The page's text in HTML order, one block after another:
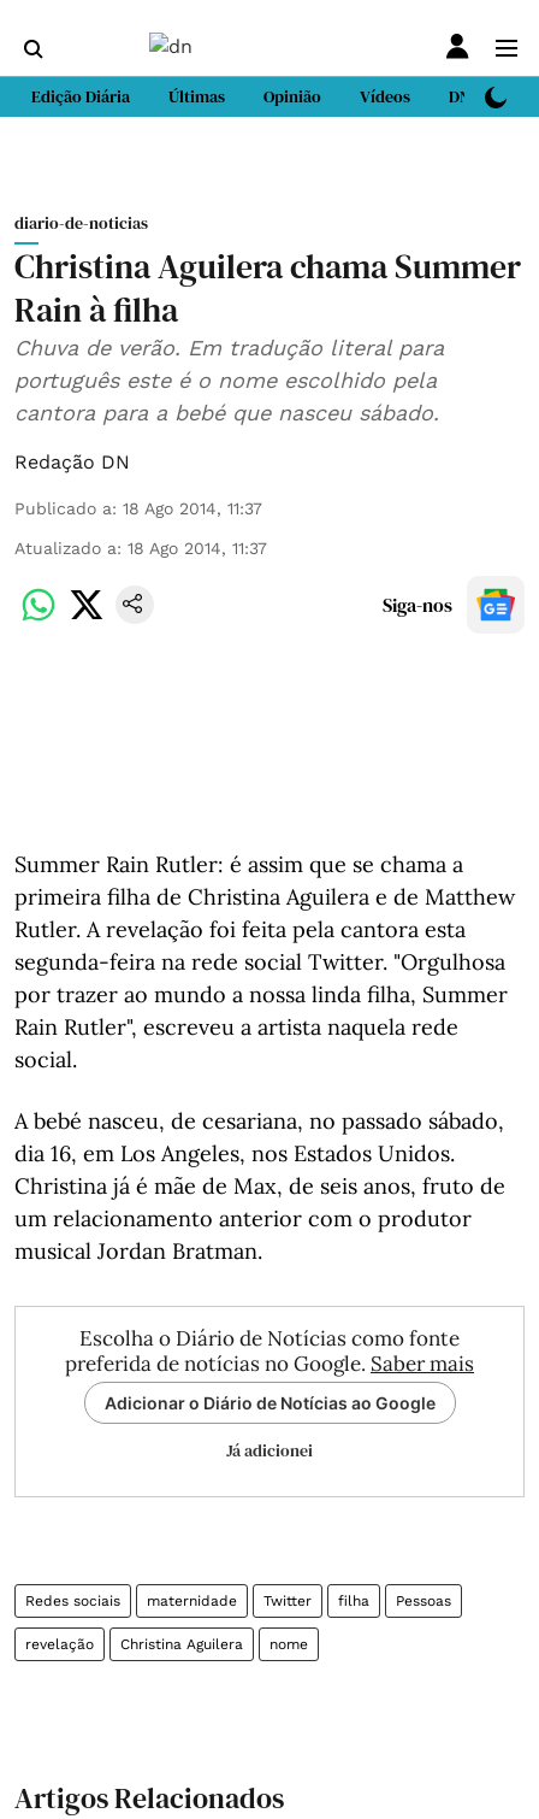
Edição Diária Últimas Opinião Vídeos DN Sport
diario-de-noticias
Christina Aguilera chama Summer
Rain à filha
Chuva de verão. Em tradução literal para
português este é o nome escolhido pela
cantora para a bebé que nasceu sábado.
Redação DN
Publicado a: 18 Ago 2014, 11:37
Atualizado a: 18 Ago 2014, 11:37
Siga-nos
Summer Rain Rutler: é assim que se chama a
primeira filha de Christina Aguilera e de Matthew
Rutler. A revelação foi feita pela cantora esta
segunda-feira na rede social Twitter. "Orgulhosa
por trazer ao mundo a nossa linda filha, Summer
Rain Rutler", escreveu a artista naquela rede
social.
A bebé nasceu, de cesariana, no passado sábado,
dia 16, em Los Angeles, nos Estados Unidos.
Christina já é mãe de Max, de seis anos, fruto de
um relacionamento anterior com o produtor
musical Jordan Bratman.
Escolha o Diário de Notícias como fonte
preferida de notícias no Google. Saber mais
Adicionar o Diário de Notícias ao Google
Já adicionei
Redes sociais maternidade Twitter filha Pessoas
revelação Christina Aguilera nome
Artigos Relacionados